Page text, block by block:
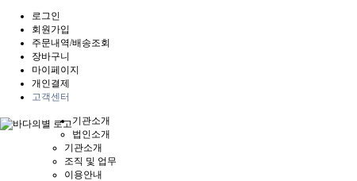
로그인
회원가입
주문내역/배송조회
장바구니
마이페이지
개인결제
고객센터
기관소개
법인소개
기관소개
조직 및 업무
이용안내